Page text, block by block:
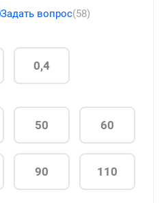
Задать вопрос(58)
0,4
50 60
90 110